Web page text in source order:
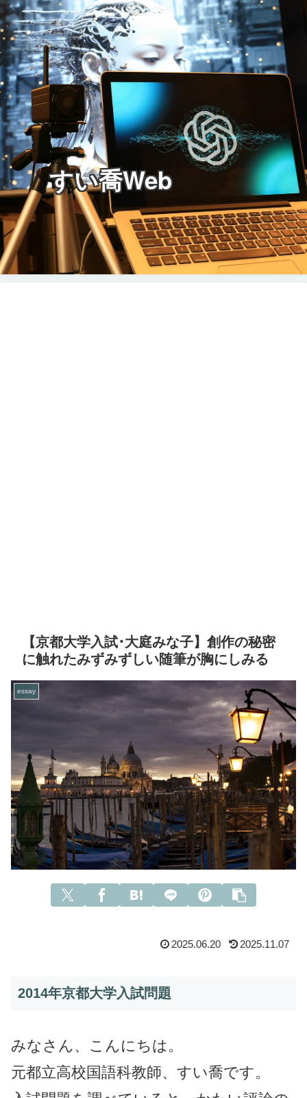
すい喬Web
【京都大学入試･大庭みな子】創作の秘密
に触れたみずみずしい随筆が胸にしみる
essay
2025.06.20 2025.11.07
2014年京都大学入試問題
みなさん、こんにちは。
元都立高校国語科教師、すい喬です。